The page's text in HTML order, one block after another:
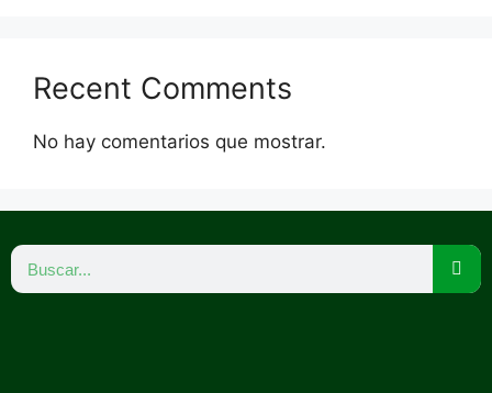
Recent Comments
No hay comentarios que mostrar.